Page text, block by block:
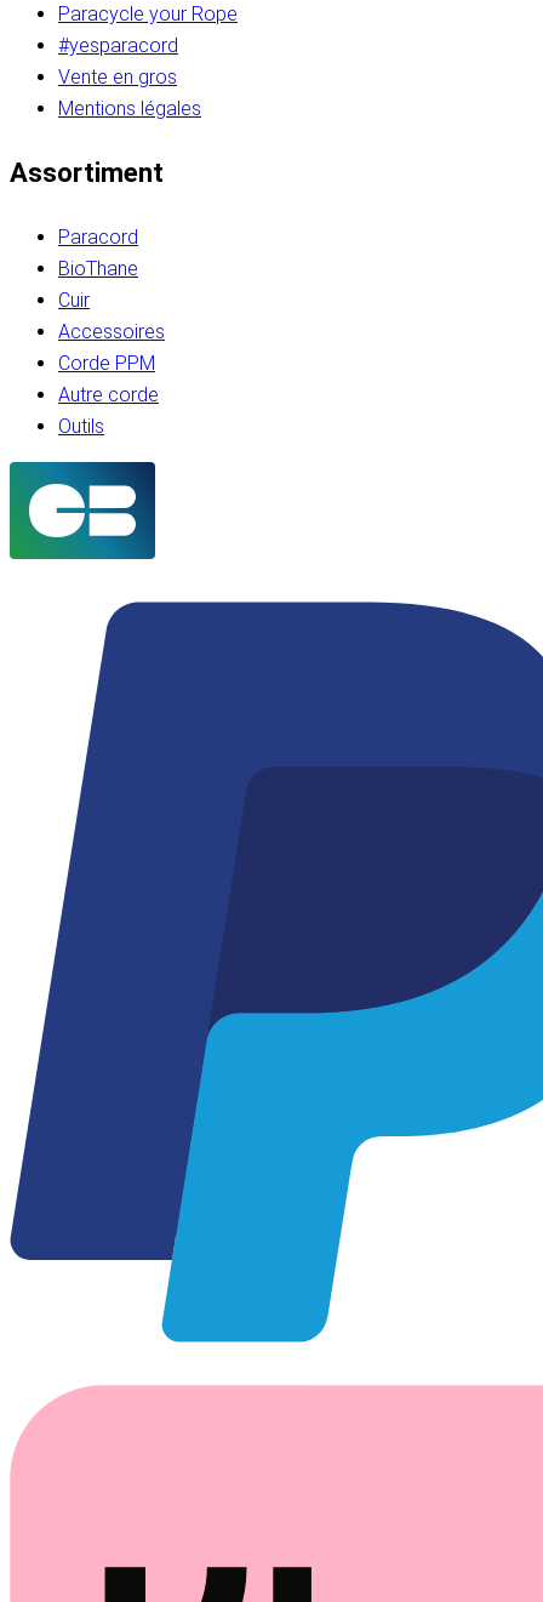
Paracycle your Rope
#yesparacord
Vente en gros
Mentions légales
Assortiment
Paracord
BioThane
Cuir
Accessoires
Corde PPM
Autre corde
Outils